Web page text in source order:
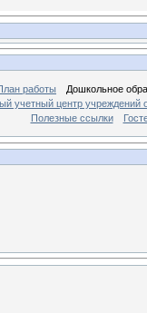
работы
Дошкольное
учетный центр учреждений
Полезные ссылки